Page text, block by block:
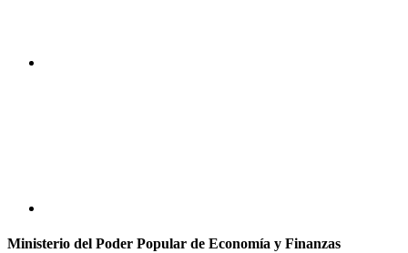
Ministerio del Poder Popular de Economía y Finanzas